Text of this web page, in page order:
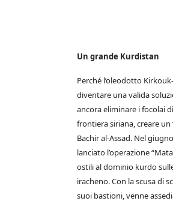
Un grande Kurdistan
Perché l’oleodotto
diventare una valida
ancora eliminare i focolai
frontiera siriana, creare un
Bachir al-Assad. Nel
lanciato l’operazione
ostili al dominio kurdo
iracheno. Con la scusa di
suoi bastioni, venne